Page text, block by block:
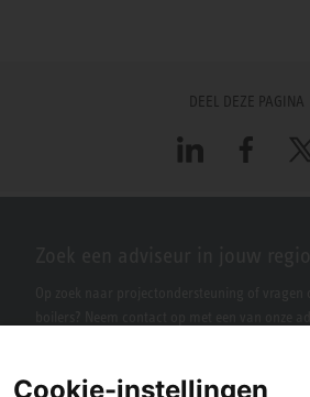
DEEL DEZE PAGINA
LinkedIn FacebookX
Cookie-instellingen